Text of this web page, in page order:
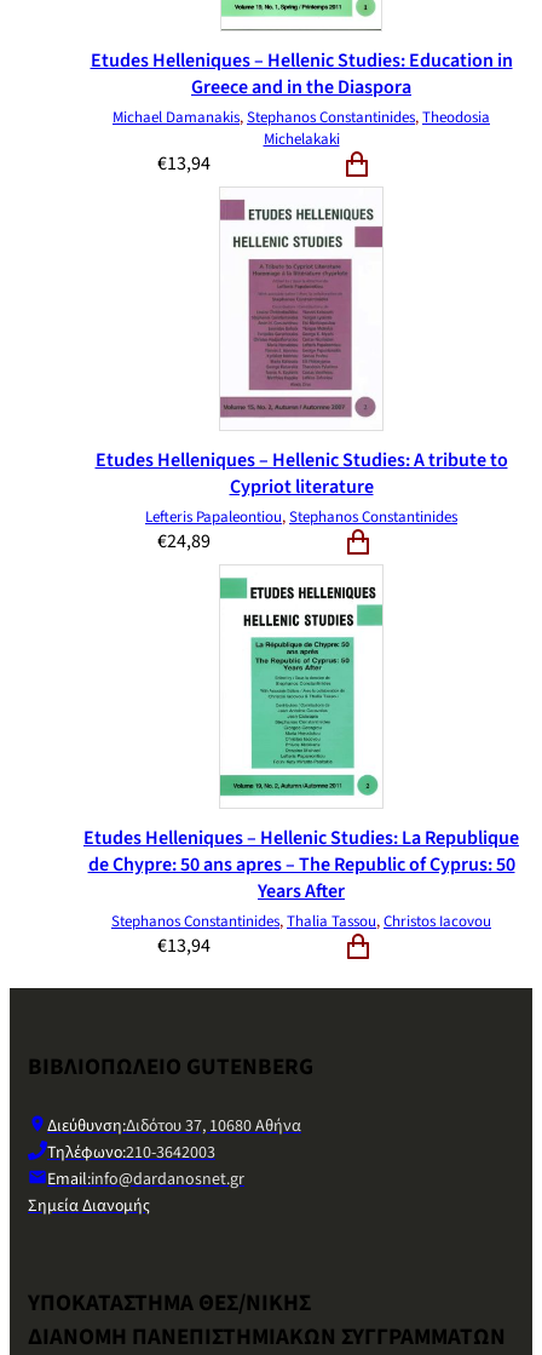
Etudes Helleniques – Hellenic Studies: Education in
Greece and in the Diaspora
Michael Damanakis,Stephanos Constantinides,Theodosia
Michelakaki
€13,94
Etudes Helleniques – Hellenic Studies: A tribute to
Cypriot literature
Lefteris Papaleontiou,Stephanos Constantinides
€24,89
Etudes Helleniques – Hellenic Studies: La Republique
de Chypre: 50 ans apres – The Republic of Cyprus: 50
Years After
Stephanos Constantinides,Thalia Tassou,Christos Iacovou
€13,94
ΒΙΒΛΙΟΠΩΛΕΙΟ GUTENBERG
Διεύθυνση:Διδότου 37, 10680 Αθήνα
Τηλέφωνο:210-3642003
Email:info@dardanosnet.gr
Σημεία Διανομής
ΥΠΟΚΑΤΑΣΤΗΜΑ ΘΕΣ/ΝΙΚΗΣ
ΔΙΑΝΟΜΗ ΠΑΝΕΠΙΣΤΗΜΙΑΚΩΝ ΣΥΓΓΡΑΜΜΑΤΩΝ